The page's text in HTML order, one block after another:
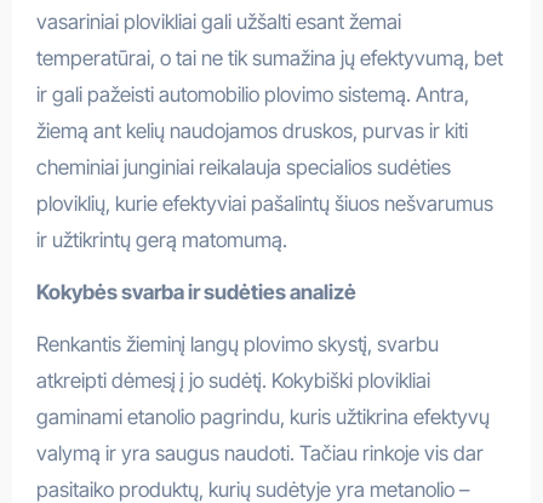
vasariniai plovikliai gali užšalti esant žemai
temperatūrai, o tai ne tik sumažina jų efektyvumą, bet
ir gali pažeisti automobilio plovimo sistemą. Antra,
žiemą ant kelių naudojamos druskos, purvas ir kiti
cheminiai junginiai reikalauja specialios sudėties
ploviklių, kurie efektyviai pašalintų šiuos nešvarumus
ir užtikrintų gerą matomumą.
Kokybės svarba ir sudėties analizė
Renkantis žieminį langų plovimo skystį, svarbu
atkreipti dėmesį į jo sudėtį. Kokybiški plovikliai
gaminami etanolio pagrindu, kuris užtikrina efektyvų
valymą ir yra saugus naudoti. Tačiau rinkoje vis dar
pasitaiko produktų, kurių sudėtyje yra metanolio –